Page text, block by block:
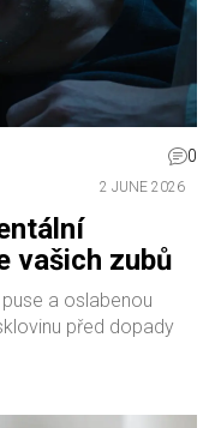
0
2 JUNE 2026
vašich zubů
a oslabenou
před dopady